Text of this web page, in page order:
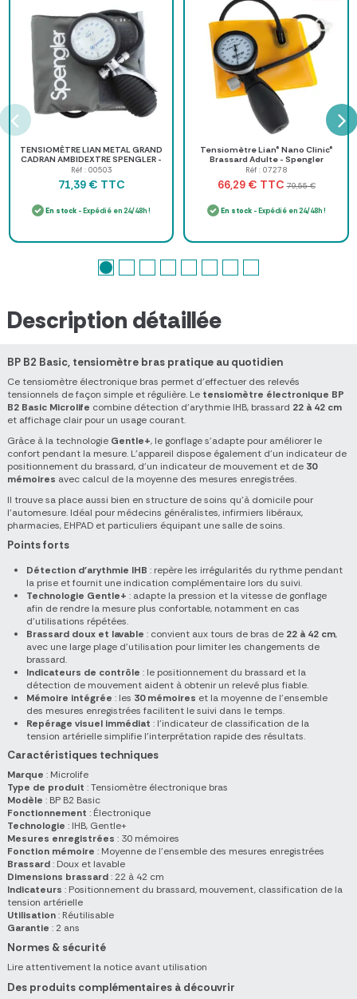
TENSIOMÈTRE LIAN METAL GRAND
CADRAN AMBIDEXTRE SPENGLER -
avec trousse nylon
Réf : 00503
71,39 € TTC
En stock - Expédié en 24/48h !
Tensiomètre Lian® Nano Clinic®
Brassard Adulte - Spengler
Réf : 07278
66,29 € TTC 79,55 €
En stock- Expédié en 24/48h !
Description détaillée
BP B2 Basic, tensiomètre bras pratique au quotidien
Ce tensiomètre électronique bras permet d'effectuer des relevés
tensionnels de façon simple et régulière. Le tensiomètre électronique BP
B2 Basic Microlife combine détection d'arythmie IHB, brassard 22 à 42 cm
et affichage clair pour un usage courant.
Grâce à la technologie Gentle+, le gonflage s'adapte pour améliorer le
confort pendant la mesure. L'appareil dispose également d'un indicateur de
positionnement du brassard, d'un indicateur de mouvement et de 30
mémoires avec calcul de la moyenne des mesures enregistrées.
Il trouve sa place aussi bien en structure de soins qu'à domicile pour
l'automesure. Idéal pour médecins généralistes, infirmiers libéraux,
pharmacies, EHPAD et particuliers équipant une salle de soins.
Points forts
Détection d'arythmie IHB : repère les irrégularités du rythme pendant
la prise et fournit une indication complémentaire lors du suivi.
Technologie Gentle+ : adapte la pression et la vitesse de gonflage
afin de rendre la mesure plus confortable, notamment en cas
d'utilisations répétées.
Brassard doux et lavable : convient aux tours de bras de 22 à 42 cm,
avec une large plage d'utilisation pour limiter les changements de
brassard.
Indicateurs de contrôle : le positionnement du brassard et la
détection de mouvement aident à obtenir un relevé plus fiable.
Mémoire intégrée : les 30 mémoires et la moyenne de l'ensemble
des mesures enregistrées facilitent le suivi dans le temps.
Repérage visuel immédiat : l'indicateur de classification de la
tension artérielle simplifie l'interprétation rapide des résultats.
Caractéristiques techniques
Marque : Microlife
Type de produit : Tensiomètre électronique bras
Modèle : BP B2 Basic
Fonctionnement : Électronique
Technologie : IHB, Gentle+
Mesures enregistrées : 30 mémoires
Fonction mémoire : Moyenne de l'ensemble des mesures enregistrées
Brassard: Doux et lavable
Dimensions brassard: 22 à 42 cm
Indicateurs : Positionnement du brassard, mouvement, classification de la
tension artérielle
Utilisation: Réutilisable
Garantie : 2 ans
Normes & sécurité
Lire attentivement la notice avant utilisation
Des produits complémentaires à découvrir